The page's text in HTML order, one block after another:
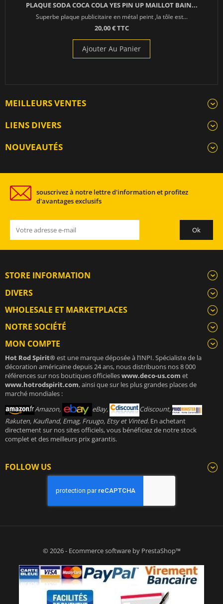
PLAQUE SODA COCA COLA YES PIN UP MAILLOT BAIN...
Superbe plaque publicitaire en métal peint ,la tôle est...
20,00 € TTC
Ajouter Au Panier
MEILLEURS VENTES
LIENS DIVERS
NOUVEAUTÉS
souscrivez à notre lettre d'information et profitez
d'avantages exclusifs
STORE INFORMATION
DIVERS
WHOLESALE ET MARKETPLACES
NOTRE SOCIÉTÉ
MON COMPTE
Hot Rod Spirit®est une marque déposée à l’INPI. Spécialiste de la
décoration américaine depuis 24 ans, nous distribuons nos 8 000
références sur nos boutiques officielleswww.deco-us.com et
www.hotrodspirit.com, ainsi que sur les plus grandes places de
marché mondiales :
Amazon,
eBay,
Cdiscount,
Rakuten, Kaufland, Emag, Fruugo, Etsy et Vinted. En achetant
directement sur nos sites officiels, vous bénéficiez de notre stock
complet et des meilleurs prix garantis.
FOLLOW US
© 2026 - Ecommerce software by PrestaShop™